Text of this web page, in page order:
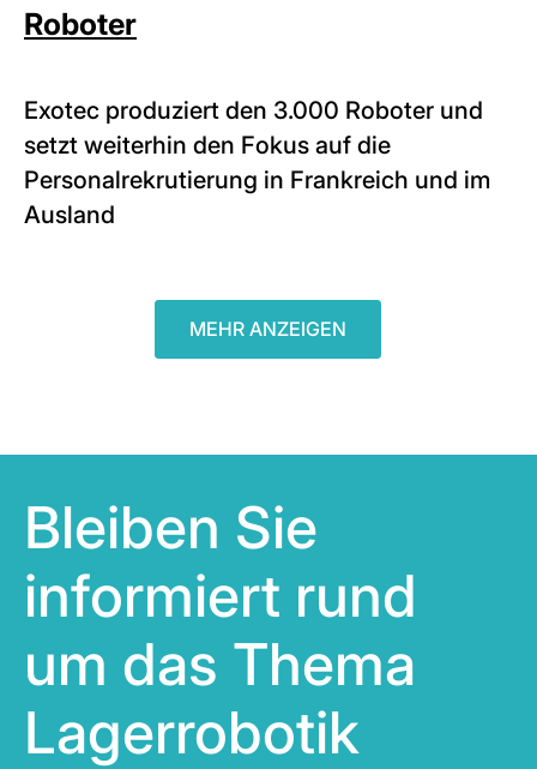
Roboter
Exotec produziert den 3.000 Roboter und
setzt weiterhin den Fokus auf die
Personalrekrutierung in Frankreich und im
Ausland
MEHR ANZEIGEN
Bleiben Sie
informiert rund
um das Thema
Lagerrobotik